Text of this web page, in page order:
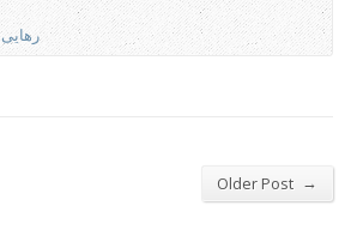
Older Post →